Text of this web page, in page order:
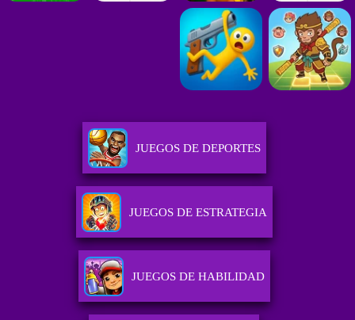
JUEGOS DE DEPORTES
JUEGOS DE ESTRATEGIA
JUEGOS DE HABILIDAD